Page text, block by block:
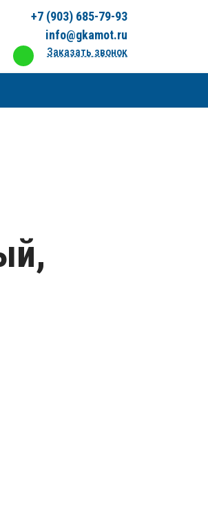
+7 (903) 685-79-93
info@gkamot.ru
Заказать звонок